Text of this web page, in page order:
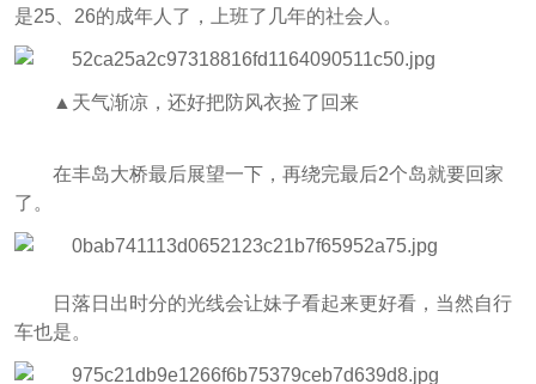
是25、26的成年人了，上班了几年的社会人。
▲天气渐凉，还好把防风衣捡了回来
在丰岛大桥最后展望一下，再绕完最后2个岛就要回家
了。
日落日出时分的光线会让妹子看起来更好看，当然自行
车也是。